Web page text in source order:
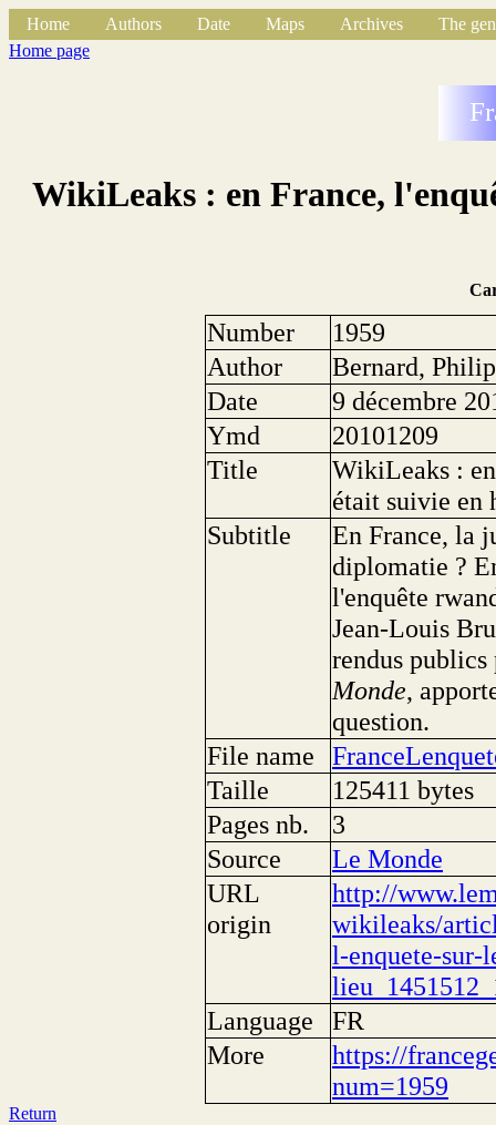
Home Authors Date Maps Archives
The
Home page
WikiLeaks : en France,
Number
1959
Author
Bernard,
Date
9 décembre
Ymd
20101209
Title
WikiLeaks :
était suivie en
Subtitle
En France, la
diplomatie ?
l'enquête
Jean-Louis
rendus
Monde,
question.
File name
Taille
125411 bytes
Pages nb.
3
Source
Le Monde
URL
origin
http://
wikileaks/
l-enquete-sur-
Language
FR
More
https://
num=1959
Return